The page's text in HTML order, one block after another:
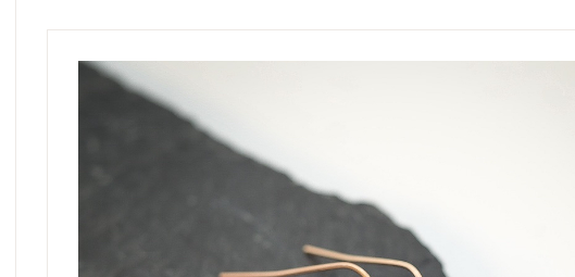
Edelstahlschmuck
Erinnerungsschmuck
Gänseliesel Schmuck
Sale %